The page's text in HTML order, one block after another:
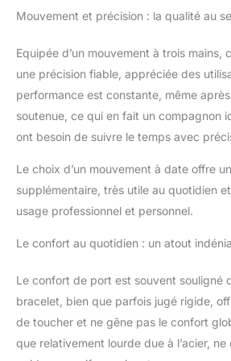
Mouvement et précision : la qualité au
Equipée d’un mouvement à trois mains,
une précision fiable, appréciée des
performance est constante, même
soutenue, ce qui en fait un compagnon
ont besoin de suivre le temps avec
Le choix d’un mouvement à date offre
supplémentaire, très utile au quotidien
usage professionnel et personnel.
Le confort au quotidien : un atout
Le confort de port est souvent souligné
bracelet, bien que parfois jugé rigide,
de toucher et ne gêne pas le confort
que relativement lourde due à l’acier,